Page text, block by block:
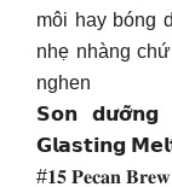
môi hay bóng
nhẹ nhàng
nghen
𝗦𝗼𝗻 𝗱𝘂̛𝗼̛̃𝗻𝗴
𝗚𝗹𝗮𝘀𝘁𝗶𝗻𝗴
#𝟏𝟓 𝐏𝐞𝐜𝐚𝐧